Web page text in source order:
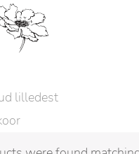
lilledest